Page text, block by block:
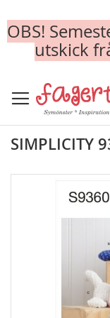
OBS!
utskick
to
Content
SIMPLICITY